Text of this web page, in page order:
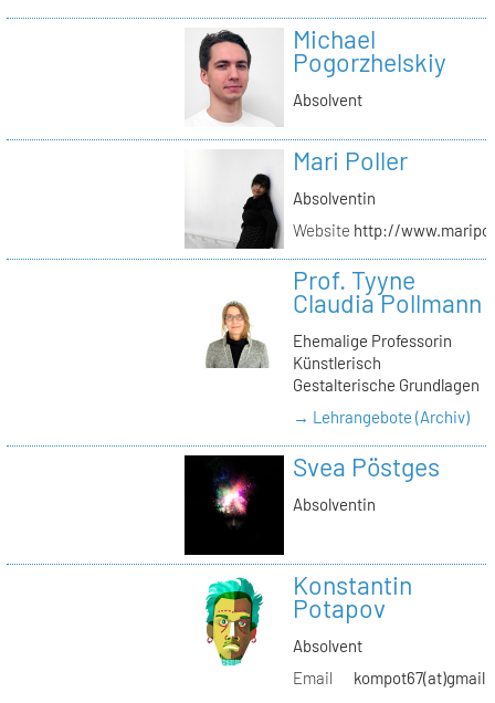
Michael
Pogorzhelskiy
Absolvent
Mari Poller
Absolventin
Website http://
Prof. Tyyne
Claudia Pollmann
Ehemalige Professorin
Künstlerisch
Gestalterische Grundlagen
→ Lehrangebote (Archiv)
Svea Pöstges
Absolventin
Konstantin
Potapov
Absolvent
Email